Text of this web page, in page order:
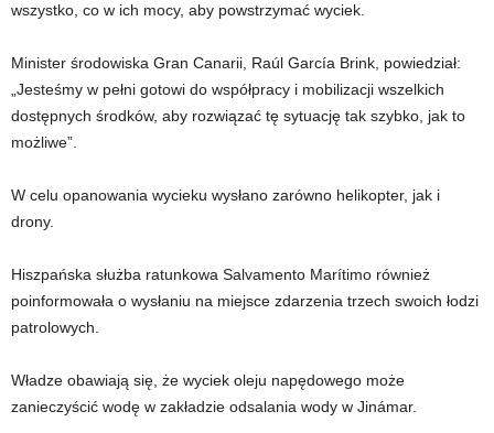
wszystko, co w ich mocy, aby powstrzymać wyciek.
Minister środowiska Gran Canarii, Raúl García Brink, powiedział:
„Jesteśmy w pełni gotowi do współpracy i mobilizacji wszelkich
dostępnych środków, aby rozwiązać tę sytuację tak szybko, jak to
możliwe”.
W celu opanowania wycieku wysłano zarówno helikopter, jak i
drony.
Hiszpańska służba ratunkowa Salvamento Marítimo również
poinformowała o wysłaniu na miejsce zdarzenia trzech swoich łodzi
patrolowych.
Władze obawiają się, że wyciek oleju napędowego może
zanieczyścić wodę w zakładzie odsalania wody w Jinámar.